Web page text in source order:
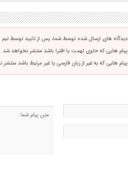
دیدگاه های ارسال شده توسط شما، پس از تایید توسط
پیام هایی که حاوی تهمت یا افترا باشد منتشر نخواهد شد.
پیام هایی که به غیر از زبان فارسی یا غیر مرتبط باشد